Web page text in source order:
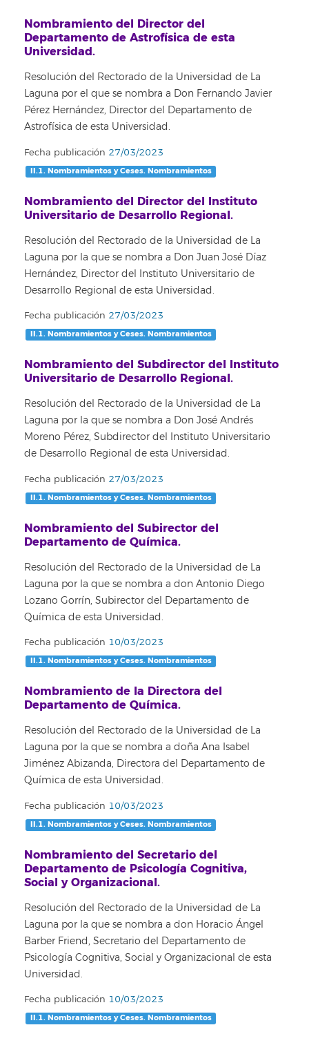
Nombramiento del Director del
Departamento de Astrofísica de esta
Universidad.
Resolución del Rectorado de la Universidad de La
Laguna por el que se nombra a Don Fernando Javier
Pérez Hernández, Director del Departamento de
Astrofísica de esta Universidad.
Fecha publicación 27/03/2023
II.1. Nombramientos y Ceses. Nombramientos
Nombramiento del Director del Instituto
Universitario de Desarrollo Regional.
Resolución del Rectorado de la Universidad de La
Laguna por la que se nombra a Don Juan José Díaz
Hernández, Director del Instituto Universitario de
Desarrollo Regional de esta Universidad.
Fecha publicación 27/03/2023
II.1. Nombramientos y Ceses. Nombramientos
Nombramiento del Subdirector del Instituto
Universitario de Desarrollo Regional.
Resolución del Rectorado de la Universidad de La
Laguna por la que se nombra a Don José Andrés
Moreno Pérez, Subdirector del Instituto Universitario
de Desarrollo Regional de esta Universidad.
Fecha publicación 27/03/2023
II.1. Nombramientos y Ceses. Nombramientos
Nombramiento del Subirector del
Departamento de Química.
Resolución del Rectorado de la Universidad de La
Laguna por la que se nombra a don Antonio Diego
Lozano Gorrín, Subirector del Departamento de
Química de esta Universidad.
Fecha publicación 10/03/2023
II.1. Nombramientos y Ceses. Nombramientos
Nombramiento de la Directora del
Departamento de Química.
Resolución del Rectorado de la Universidad de La
Laguna por la que se nombra a doña Ana Isabel
Jiménez Abizanda, Directora del Departamento de
Química de esta Universidad.
Fecha publicación 10/03/2023
II.1. Nombramientos y Ceses. Nombramientos
Nombramiento del Secretario del
Departamento de Psicología Cognitiva,
Social y Organizacional.
Resolución del Rectorado de la Universidad de La
Laguna por la que se nombra a don Horacio Ángel
Barber Friend, Secretario del Departamento de
Psicología Cognitiva, Social y Organizacional de esta
Universidad.
Fecha publicación 10/03/2023
II.1. Nombramientos y Ceses. Nombramientos